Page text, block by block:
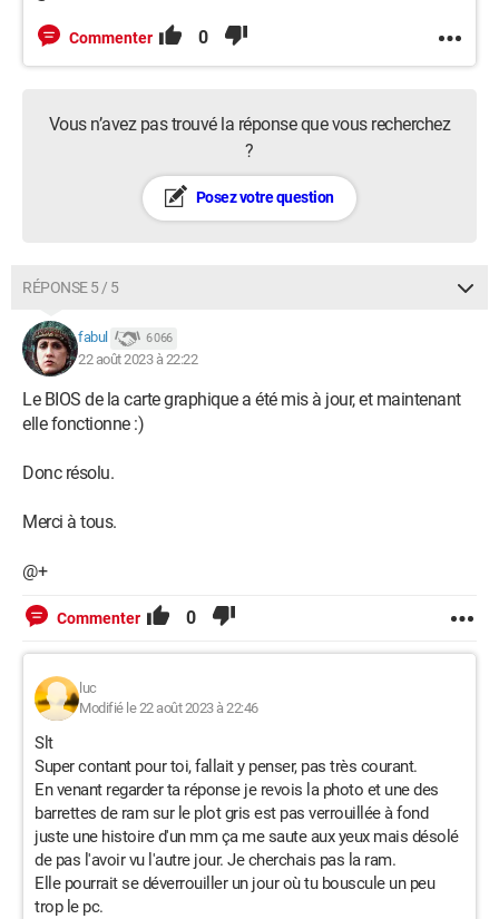
Commenter 0
Vous n’avez pas trouvé la réponse que vous recherchez
?
Posez votre question
RÉPONSE 5 / 5
fabul 6 066
22 août 2023 à 22:22
Le BIOS de la carte graphique a été mis à jour, et maintenant
elle fonctionne :)
Donc résolu.
Merci à tous.
@+
Commenter 0
luc
Modifié le 22 août 2023 à 22:46
Slt
Super contant pour toi, fallait y penser, pas très courant.
En venant regarder ta réponse je revois la photo et une des
barrettes de ram sur le plot gris est pas verrouillée à fond
juste une histoire d'un mm ça me saute aux yeux mais désolé
de pas l'avoir vu l'autre jour. Je cherchais pas la ram.
Elle pourrait se déverrouiller un jour où tu bouscule un peu
trop le pc.